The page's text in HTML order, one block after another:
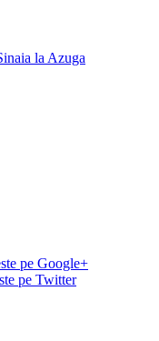
la Azuga